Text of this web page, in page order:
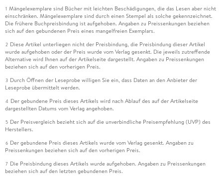
1 Mängelexemplare sind Bücher mit leichten Beschädigungen, die das Lesen aber nicht
einschränken. Mängelexemplare sind durch einen Stempel als solche gekennzeichnet.
Die frühere Buchpreisbindung ist aufgehoben. Angaben zu Preissenkungen beziehen
sich auf den gebundenen Preis eines mangelfreien Exemplars.
2 Diese Artikel unterliegen nicht der Preisbindung, die Preisbindung dieser Artikel
wurde aufgehoben oder der Preis wurde vom Verlag gesenkt. Die jeweils zutreffende
Alternative wird Ihnen auf der Artikelseite dargestellt. Angaben zu Preissenkungen
beziehen sich auf den vorherigen Preis.
3 Durch Öffnen der Leseprobe willigen Sie ein, dass Daten an den Anbieter der
Leseprobe übermittelt werden.
4 Der gebundene Preis dieses Artikels wird nach Ablauf des auf der Artikelseite
dargestellten Datums vom Verlag angehoben.
5 Der Preisvergleich bezieht sich auf die unverbindliche Preisempfehlung (UVP) des
Herstellers.
6 Der gebundene Preis dieses Artikels wurde vom Verlag gesenkt. Angaben zu
Preissenkungen beziehen sich auf den vorherigen Preis.
7 Die Preisbindung dieses Artikels wurde aufgehoben. Angaben zu Preissenkungen
beziehen sich auf den letzten gebundenen Preis.